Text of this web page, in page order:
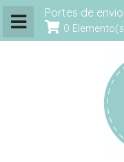
Portes de
0